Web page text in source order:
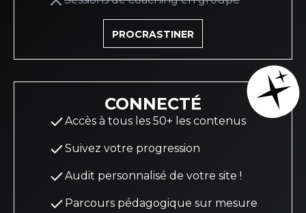
PROCRASTINER
CONNECTÉ
Accès à tous les 50+ les contenus
Suivez votre progression
Audit personnalisé de votre site !
Parcours pédagogique sur mesure